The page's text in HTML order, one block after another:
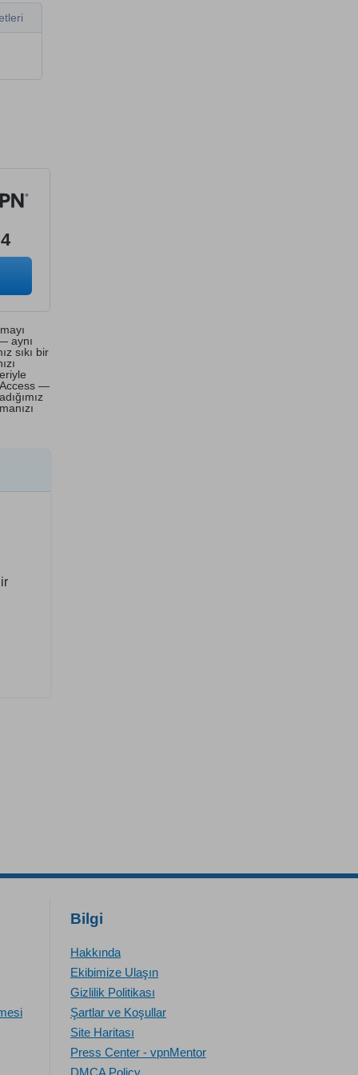
aynı
sıkı bir
Access —
Bilgi
Hakkında
Ekibimize Ulaşın
Gizlilik Politikası
Şartlar ve Koşullar
Site Haritası
Press Center - vpnMentor
DMCA Policy